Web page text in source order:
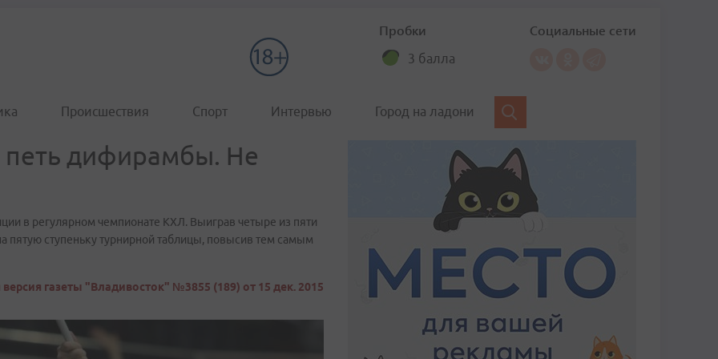
Пробки
3 балла
Социальные сети
Происшествия Спорт Интервью Город на ладони
дифирамбы. Не
в регулярном чемпионате КХЛ. Выиграв четыре из пяти
пятую ступеньку турнирной таблицы, повысив тем самым
газеты "Владивосток" №3855 (189) от 15 дек. 2015